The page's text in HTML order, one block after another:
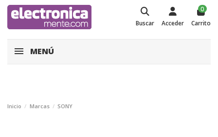
Buscar Acceder
0
Carrito
MENÚ
Inicio Marcas SONY